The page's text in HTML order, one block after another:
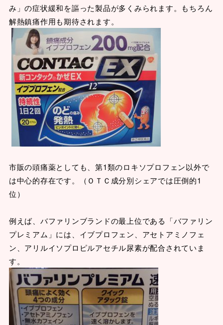
み」の症状緩和を謳った製品が多くみられます。もちろん
解熱鎮痛作用も期待されます。
市販の頭痛薬としても、第1類のロキソプロフェン以外で
は中心的存在です。（ＯＴＣ成分別シェアでは圧倒的1
位）
例えば、バファリンブランドの最上位である「バファリン
プレミアム」には、イブプロフェン、アセトアミノフェ
ン、アリルイソプロピルアセチル尿素が配合されていま
す。